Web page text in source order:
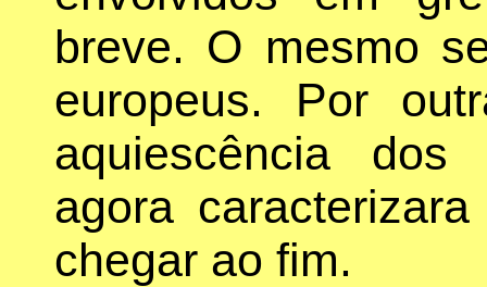
breve. O mesmo
europeus. Por
aquiescência dos
agora
chegar ao fim.